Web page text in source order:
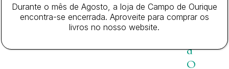
y
A
d
O
Durante o mês de Agosto, a loja de Campo de Ourique
encontra-se encerrada. Aproveite para comprar os
livros no nosso website.